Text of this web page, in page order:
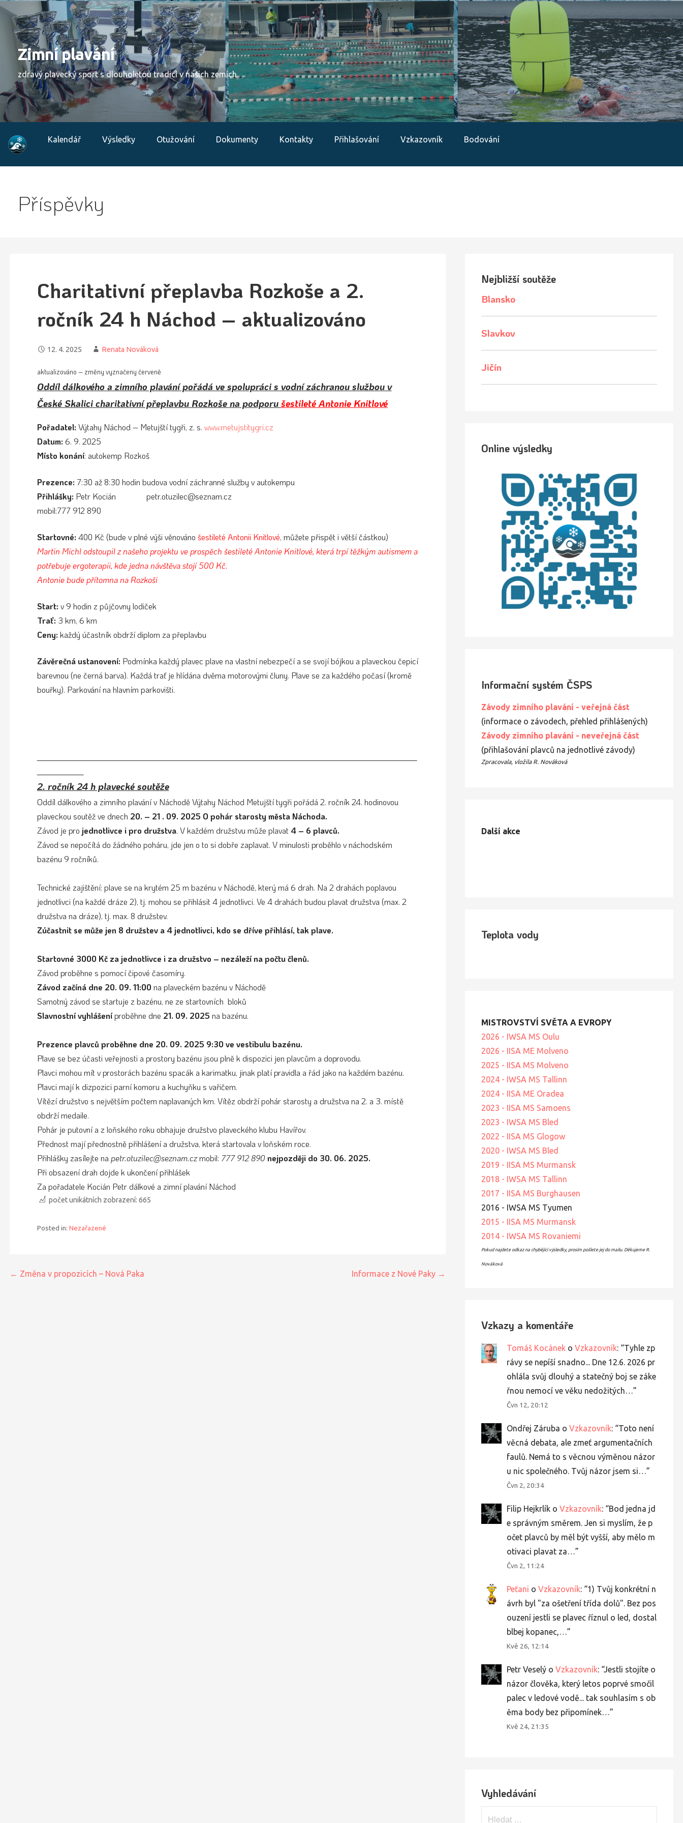
Skip
content
Zimní plavání
zdravý plavecký sport s dlouholetou tradicí v našich zemích
Kalendář Výsledky Otužování Dokumenty Kontakty Přihlašování Vzkazovník Bodování
Příspěvky
Charitativní přeplavba Rozkoše a 2.
ročník 24 h Náchod – aktualizováno
12. 4. 2025 Renata Nováková
aktualizováno – změny vyznačeny červeně
Oddíl dálkového a zimního plavání pořádá ve spolupráci s vodní záchranou službou v
České Skalici charitativní přeplavbu Rozkoše na podporu šestileté Antonie Knitlové
Pořadatel: Výtahy Náchod – Metujští tygři, z. s. www.metujstitygri.cz
Datum: 6. 9. 2025
Místo konání: autokemp Rozkoš
Prezence: 7:30 až 8:30 hodin budova vodní záchranné služby v autokempu
Přihlášky: Petr Kocián petr.otuzilec@seznam.cz
mobil:777 912 890
Startovné: 400 Kč (bude v plné výši věnováno šestileté Antonii Knitlové, můžete přispět i větší částkou)
Martin Michl odstoupil z našeho projektu ve prospěch šestileté Antonie Knitlové, která trpí těžkým autismem a
potřebuje ergoterapii, kde jedna návštěva stojí 500 Kč.
Antonie bude přítomna na Rozkoši
Start: v 9 hodin z půjčovny lodiček
Trať: 3 km, 6 km
Ceny: každý účastník obdrží diplom za přeplavbu
Závěrečná ustanovení: Podmínka každý plavec plave na vlastní nebezpečí a se svojí bójkou a plaveckou čepicí
barevnou (ne černá barva). Každá trať je hlídána dvěma motorovými čluny. Plave se za každého počasí (kromě
bouřky). Parkování na hlavním parkovišti.
2. ročník 24 h plavecké soutěže
Oddíl dálkového a zimního plavání v Náchodě Výtahy Náchod Metujští tygři pořádá 2. ročník 24. hodinovou
plaveckou soutěž ve dnech 20. – 21 . 09. 2025 O pohár starosty města Náchoda.
Závod je pro jednotlivce i pro družstva. V každém družstvu může plavat 4 – 6 plavců.
Závod se nepočítá do žádného poháru, jde jen o to si dobře zaplavat. V minulosti proběhlo v náchodském
bazénu 9 ročníků.
Technické zajištění: plave se na krytém 25 m bazénu v Náchodě, který má 6 drah. Na 2 drahách poplavou
jednotlivci (na každé dráze 2), tj. mohou se přihlásit 4 jednotlivci. Ve 4 drahách budou plavat družstva (max. 2
družstva na dráze), tj. max. 8 družstev.
Zúčastnit se může jen 8 družstev a 4 jednotlivci, kdo se dříve přihlásí, tak plave.
Startovné 3000 Kč za jednotlivce i za družstvo – nezáleží na počtu členů.
Závod proběhne s pomocí čipové časomíry.
Závod začíná dne 20. 09. 11:00 na plaveckém bazénu v Náchodě
Samotný závod se startuje z bazénu, ne ze startovních bloků
Slavnostní vyhlášeníproběhne dne 21. 09. 2025 na bazénu.
Prezence plavců proběhne dne 20. 09. 2025 9:30 ve vestibulu bazénu.
Plave se bez účasti veřejnosti a prostory bazénu jsou plně k dispozici jen plavcům a doprovodu.
Plavci mohou mít v prostorách bazénu spacák a karimatku, jinak platí pravidla a řád jako na každém bazénu.
Plavci mají k dizpozici parní komoru a kuchyňku s vařičem.
Vítězí družstvo s největším počtem naplavaných km. Vítěz obdrží pohár starosty a družstva na 2. a 3. místě
obdrží medaile.
Pohár je putovní a z loňského roku obhajuje družstvo plaveckého klubu Havířov.
Přednost mají přednostně přihlášení a družstva, která startovala v loňském roce.
Přihlášky zasílejte napetr.otuzilec@seznam.czmobil: 777 912 890 nejpozději do 30. 06. 2025.
Při obsazení drah dojde k ukončení přihlášek
Za pořadatele Kocián Petr dálkové a zimní plavání Náchod
počet unikátních zobrazení: 665
Posted in: Nezařazené
Navigace
← Změna v propozicích – Nová Paka Informace z Nové Paky →
Nejbližší soutěže
Blansko
Slavkov
Jičín
Online výsledky
Informační systém ČSPS
Závody zimního plavání - veřejná část
(informace o závodech, přehled přihlášených)
Závody zimního plavání - neveřejná část
(přihlašování plavců na jednotlivé závody)
Zpracovala, vložila R. Nováková
Další akce
Teplota vody
MISTROVSTVÍ SVĚTA A EVROPY
2026 - IWSA MS Oulu
2026 - IISA ME Molveno
2025 - IISA MS Molveno
2024 - IWSA MS Tallinn
2024 - IISA ME Oradea
2023 - IISA MS Samoens
2023 - IWSA MS Bled
2022 - IISA MS Glogow
2020 - IWSA MS Bled
2019 - IISA MS Murmansk
2018 - IWSA MS Tallinn
2017 - IISA MS Burghausen
2016 - IWSA MS Tyumen
2015 - IISA MS Murmansk
2014 - IWSA MS Rovaniemi
Pokud najdete odkaz na chybějící výsledky, prosím pošlete jej do mailu. Děkujeme R.
Nováková
Vzkazy a komentáře
Tomáš Kocáneko Vzkazovník: “Tyhle zp
rávy se nepíší snadno... Dne 12.6. 2026 pr
ohlála svůj dlouhý a statečný boj se záke
řnou nemocí ve věku nedožitých…”
Čvn 12, 20:12
Ondřej Záruba o Vzkazovník: “Toto není
věcná debata, ale zmeť argumentačních
faulů. Nemá to s věcnou výměnou názor
u nic společného. Tvůj názor jsem si…”
Čvn 2, 20:34
Filip Hejkrlíko Vzkazovník: “Bod jedna jd
e správným směrem. Jen si myslím, že p
očet plavců by měl být vyšší, aby mělo m
otivaci plavat za…”
Čvn 2, 11:24
Peťani o Vzkazovník: “1) Tvůj konkrétní n
ávrh byl "za ošetření třída dolů". Bez pos
ouzení jestli se plavec říznul o led, dostal
blbej kopanec,…”
Kvě 26, 12:14
Petr Veselýo Vzkazovník: “Jestli stojíte o
názor člověka, který letos poprvé smočil
palec v ledové vodě... tak souhlasím s ob
ěma body bez připomínek…”
Kvě 24, 21:35
Vyhledávání